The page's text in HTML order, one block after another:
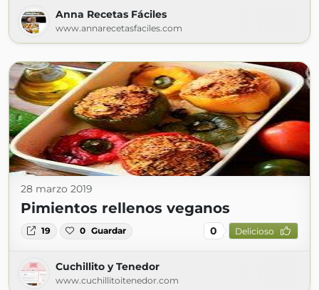
Anna Recetas Fáciles
www.annarecetasfaciles.com
28 marzo 2019
Pimientos rellenos veganos
19 0 Guardar 0 Delicioso
Cuchillito y Tenedor
www.cuchillitoitenedor.com